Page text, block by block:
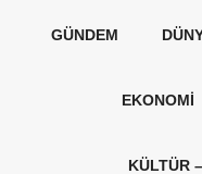
GÜNDEM
EKONOMI
KÜLTÜR